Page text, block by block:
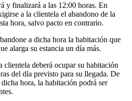
y finalizará a las 12:00 horas. En
a la clientela el abandono de la
hora, salvo pacto en contrario.
a dicha hora la habitación que
alarga su estancia un día más.
clientela deberá ocupar su habitación
del día previsto para su llegada. De
hora, la habitación podrá ser